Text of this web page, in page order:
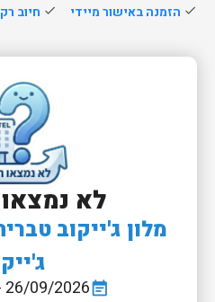
done הזמנה באישור מיידי done חיוב
לא
מלון ג'ייקוב
event_note
26/09/2026 - 4/10/2026
נציג